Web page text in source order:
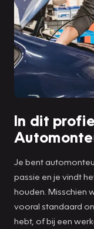
In dit
Je bent
passie en je vindt
houden. Misschien
vooral standaard
hebt, of bij een